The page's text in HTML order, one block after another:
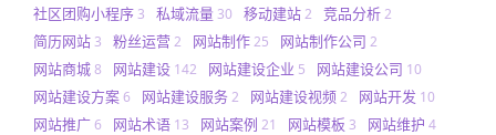
社区团购小程序 3 私域流量 30 移动建站2 竞品分析2
简历网站 3 粉丝运营2 网站制作25 网站制作公司 2
网站商城8 网站建设 142 网站建设企业 5 网站建设公司 10
网站建设方案6 网站建设服务2 网站建设视频2 网站开发 10
网站推广6 网站术语 13 网站案例 21 网站模板 3 网站维护 4